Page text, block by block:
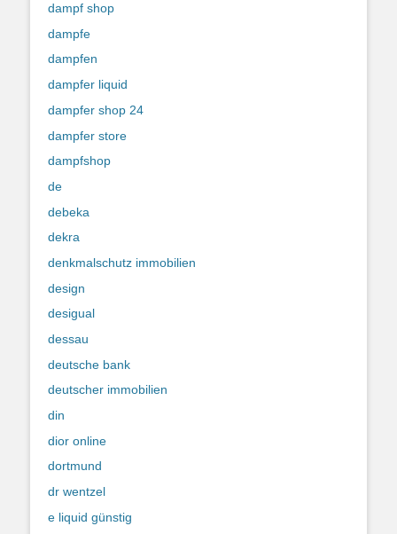
dampf shop
dampfe
dampfen
dampfer liquid
dampfer shop 24
dampfer store
dampfshop
de
debeka
dekra
denkmalschutz immobilien
design
desigual
dessau
deutsche bank
deutscher immobilien
din
dior online
dortmund
dr wentzel
e liquid günstig